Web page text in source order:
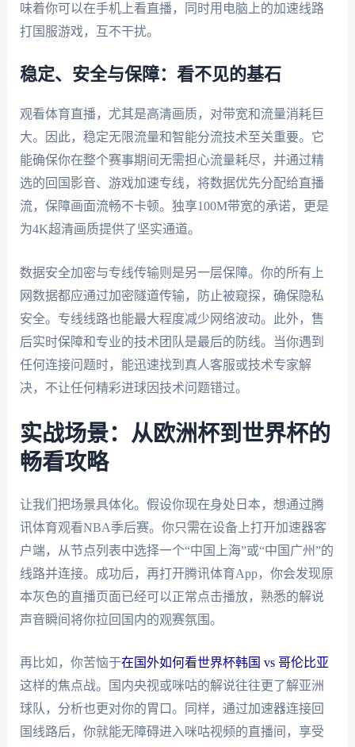
味着你可以在手机上看直播，同时用电脑上的加速线路
打国服游戏，互不干扰。
稳定、安全与保障：看不见的基石
观看体育直播，尤其是高清画质，对带宽和流量消耗巨
大。因此，稳定无限流量和智能分流技术至关重要。它
能确保你在整个赛事期间无需担心流量耗尽，并通过精
选的回国影音、游戏加速专线，将数据优先分配给直播
流，保障画面流畅不卡顿。独享100M带宽的承诺，更是
为4K超清画质提供了坚实通道。
数据安全加密与专线传输则是另一层保障。你的所有上
网数据都应通过加密隧道传输，防止被窥探，确保隐私
安全。专线线路也能最大程度减少网络波动。此外，售
后实时保障和专业的技术团队是最后的防线。当你遇到
任何连接问题时，能迅速找到真人客服或技术专家解
决，不让任何精彩进球因技术问题错过。
实战场景：从欧洲杯到世界杯的
畅看攻略
让我们把场景具体化。假设你现在身处日本，想通过腾
讯体育观看NBA季后赛。你只需在设备上打开加速器客
户端，从节点列表中选择一个“中国上海”或“中国广州”的
线路并连接。成功后，再打开腾讯体育App，你会发现原
本灰色的直播页面已经可以正常点击播放，熟悉的解说
声音瞬间将你拉回国内的观赛氛围。
再比如，你苦恼于在国外如何看世界杯韩国 vs 哥伦比亚
这样的焦点战。国内央视或咪咕的解说往往更了解亚洲
球队，分析也更对你的胃口。同样，通过加速器连接回
国线路后，你就能无障碍进入咪咕视频的直播间，享受